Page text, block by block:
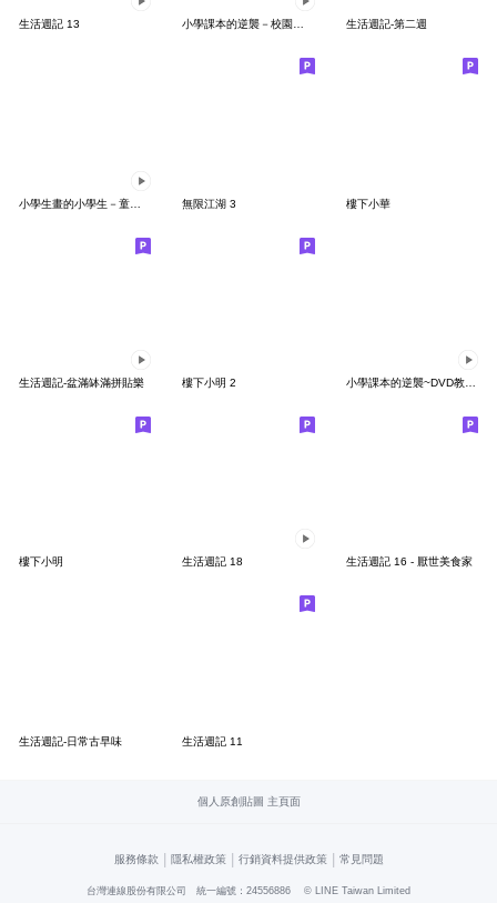
生活週記 13 小學課本的逆襲－校園生活篇 生活週記-第二週
無限江湖 3 樓下小華
生活週記-盆滿缽滿拼貼樂 樓下小明 2 小學課本的逆襲~DVD教學光碟
樓下小明 生活週記 18 生活週記 16 - 厭世美食家
生活週記-日常古早味 生活週記 11
個人原創貼圖 主頁面
服務條款 | 隱私權政策 | 行銷資料提供政策 | 常見問題
台灣連線股份有限公司 統一編號：24556886 © LINE Taiwan Limited